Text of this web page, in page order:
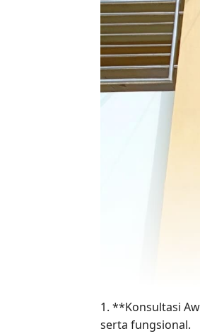
1. **Konsultasi
serta fungsional.